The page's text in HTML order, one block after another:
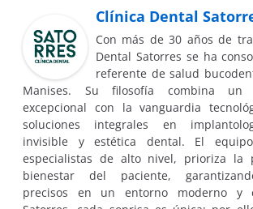
Clínica Dental
Con más de 30 años de
Dental Satorres se ha
referente de salud
Manises. Su filosofía combina un
excepcional con la vanguardia
soluciones integrales en
invisible y estética dental. El
especialistas de alto nivel, prioriza la
bienestar del paciente,
precisos en un entorno moderno y